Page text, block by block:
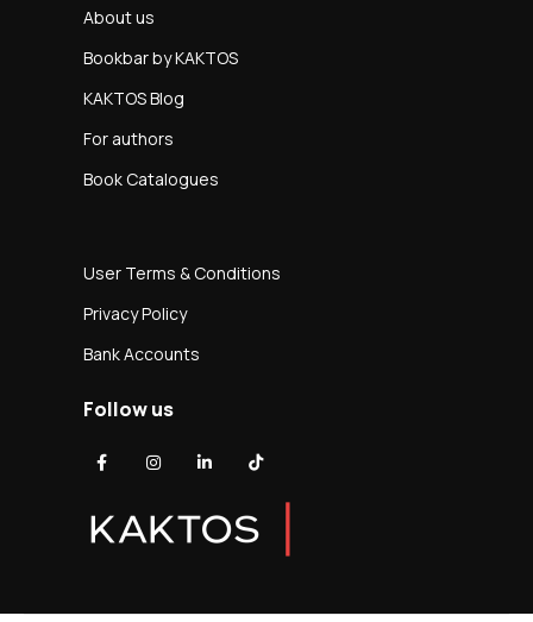
About us
Bookbar by KAKTOS
KAKTOS Blog
For authors
Book Catalogues
User Terms & Conditions
Privacy Policy
Bank Accounts
Follow us